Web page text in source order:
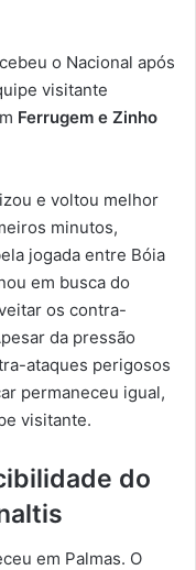
o Nacional após
visitante
Ferrugem e Zinho
e voltou melhor
minutos,
jogada entre Bóia
em busca do
os contra-
da pressão
ataques perigosos
permaneceu igual,
visitante.
do
em Palmas. O